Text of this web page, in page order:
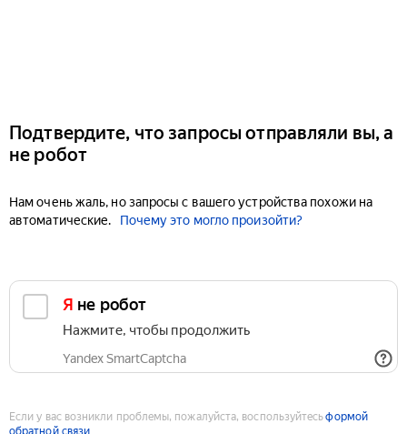
Подтвердите, что запросы отправляли вы, а
не робот
Нам очень жаль, но запросы с вашего устройства похожи на
автоматические.
Почему это могло произойти?
Я не робот
Нажмите, чтобы продолжить
Yandex SmartCaptcha
Если у вас возникли проблемы, пожалуйста, воспользуйтесьформой
обратной связи